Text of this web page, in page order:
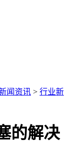
闻资讯 > 行业新
的解决